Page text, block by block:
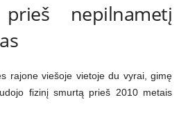
nepilnametį
rajone viešoje vietoje du vyrai, gimę
fizinį smurtą prieš 2010 metais